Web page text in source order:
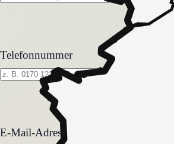
Telefonnummer
E-Mail-Adresse